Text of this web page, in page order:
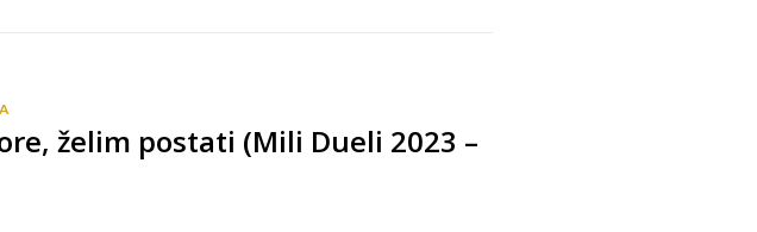
želim postati (Mili Dueli 2023 –